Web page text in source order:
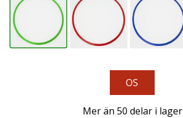
11. 8. 2022
•
3 min. läsning
OS
Mer än 50 delar i lager